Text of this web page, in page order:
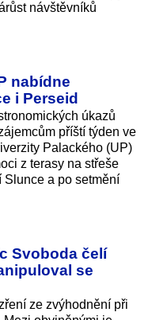
návštěvníků
nabídne
i Perseid
úkazů
příští týden ve
Palackého (UP)
z terasy na střeše
Slunce a po setmění
Svoboda čelí
se
ze zvýhodnění při